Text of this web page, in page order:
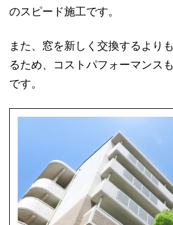
のスピード施工です。
また、窓を新しく交換するより
るため、コストパフォーマンス
です。